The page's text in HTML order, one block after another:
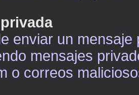
enviar un mensaje
mensajes
o correos